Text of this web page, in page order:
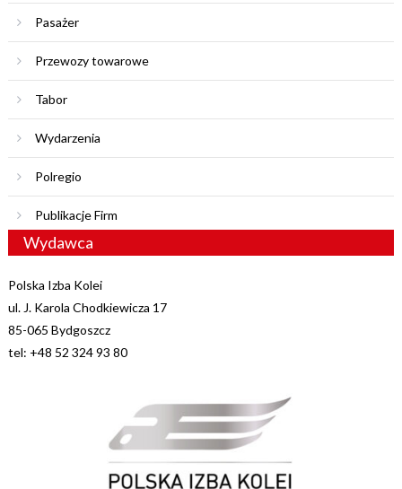
Pasażer
Przewozy towarowe
Tabor
Wydarzenia
Polregio
Publikacje Firm
Wydawca
Polska Izba Kolei
ul. J. Karola Chodkiewicza 17
85-065 Bydgoszcz
tel: +48 52 324 93 80